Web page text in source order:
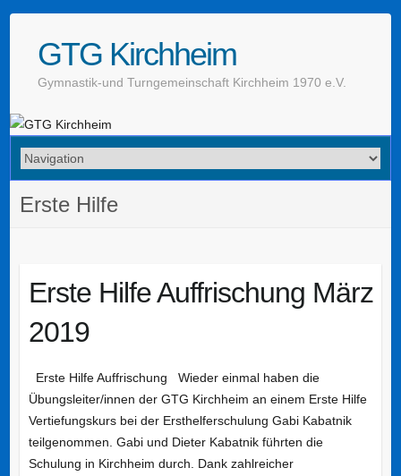
GTG Kirchheim
Gymnastik-und Turngemeinschaft Kirchheim 1970 e.V.
Erste Hilfe
Erste Hilfe Auffrischung März
2019
Erste Hilfe Auffrischung Wieder einmal haben die
Übungsleiter/innen der GTG Kirchheim an einem Erste Hilfe
Vertiefungskurs bei der Ersthelferschulung Gabi Kabatnik
teilgenommen. Gabi und Dieter Kabatnik führten die
Schulung in Kirchheim durch. Dank zahlreicher